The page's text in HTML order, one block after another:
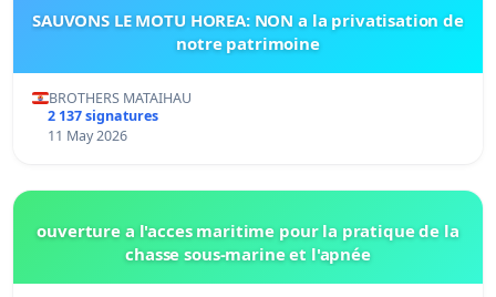
SAUVONS LE MOTU HOREA: NON a la privatisation de
notre patrimoine
BROTHERS MATAIHAU
2 137 signatures
11 May 2026
ouverture a l'acces maritime pour la pratique de la
chasse sous-marine et l'apnée